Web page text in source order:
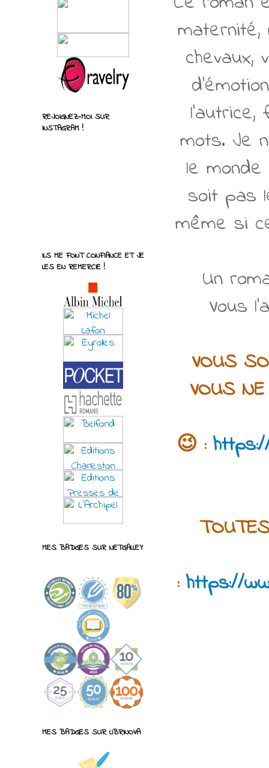
chevaux,
mots. Je
le
soit pas
même si
Un
Vous
VOUS
VOUS
😉 :
: https://
REJOIGNEZ-MOI SUR
INSTAGRAM !
ILS ME FONT CONFIANCE ET JE
LES EN REMERCIE !
MES BADGES SUR NETGALLEY
MES BADGES SUR LIBRINOVA